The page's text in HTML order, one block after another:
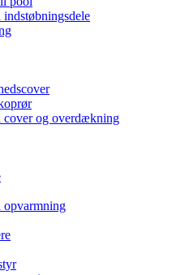
indstøbningsdele
cover og overdækning
opvarmning